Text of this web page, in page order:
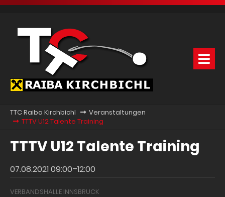
TTC Raiba Kirchbichl
Veranstaltungen
TTTV U12 Talente Training
TTTV U12 Talente Training
07.08.2021 09:00–12:00
VERBANDSHALLE INNSBRUCK